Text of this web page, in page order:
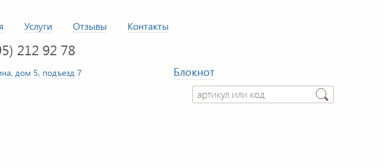
Услуги Отзывы Контакты
212 92 78
дом 5, подъезд 7
Блокнот